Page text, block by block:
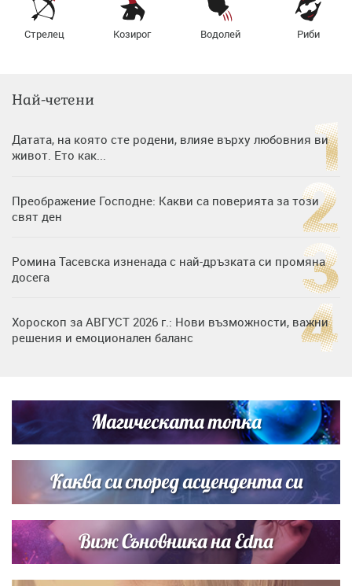
Стрелец Козирог Водолей Риби
Най-четени
Датата, на която сте родени, влияе върху любовния ви
живот. Ето как...
Преображение Господне: Какви са поверията за този
свят ден
Ромина Тасевска изненада с най-дръзката си промяна
досега
Хороскоп за АВГУСТ 2026 г.: Нови възможности, важни
решения и емоционален баланс
си деца на семейна морска приказка
Звездна ваканция в Майорка: Дженифър Анистън,
Кортни Кокс и Джим Къртис заедно на яхта
Магическата топка
Каква си според асцендента си
Виж Съновника на Edna